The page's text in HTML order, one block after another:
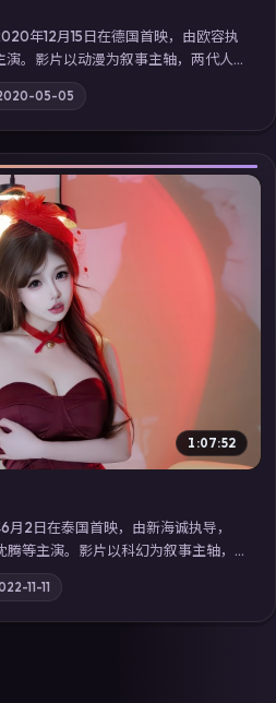
年12月15日在德国首映，由欧容执
。影片以动漫为叙事主轴，两代人
；摄影与配乐强化地域气质；站内亦
视剧在线看」延展检索同类型高分
验。
05-05
▶
1:07:52
月2日在泰国首映，由新海诚执导，
腾等主演。影片以科幻为叙事主轴，
产业链；摄影与配乐强化地域气质；
高清电视剧在线看」延展检索同类
追剧体验。
11-11